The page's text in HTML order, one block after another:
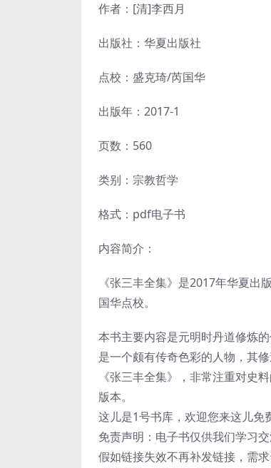
作者：[清]李西月
出版社：华夏出版社
点校：盛克琦/芮国华
出版年：2017-1
页数：560
类别：宗教哲学
格式：pdf电子书
内容简介：
《张三丰全集》是2017年华夏
国华点校。
本书主要内容是元明时丹道修炼
是一个颇有传奇色彩的人物，其
《张三丰全集》，非常注重对史
版本。
这儿是1号书库，欢迎您来这儿免
免责声明：电子书仅供我们学习
假如链接失效不再补发链接，需求